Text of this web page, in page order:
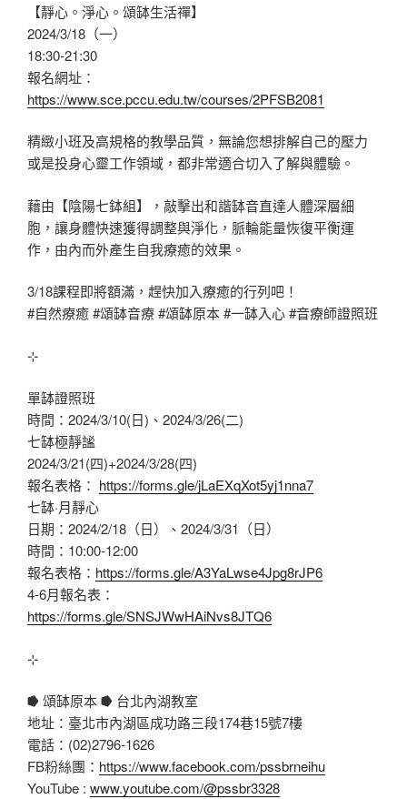
【靜心。淨心。頌缽生活禪】
2024/3/18（一）
18:30-21:30
報名網址：
https://www.sce.pccu.edu.tw/courses/2PFSB2081
精緻小班及高規格的教學品質，無論您想排解自己的壓力
或是投身心靈工作領域，都非常適合切入了解與體驗。
藉由【陰陽七鉢組】，敲擊出和諧缽音直達人體深層細
胞，讓身體快速獲得調整與淨化，脈輪能量恢復平衡運
作，由內而外產生自我療癒的效果。
3/18課程即將額滿，趕快加入療癒的行列吧！
#自然療癒#頌缽音療#頌缽原本#一缽入心#音療師證照班
⊹
單缽證照班
時間：2024/3/10(日)、2024/3/26(二)
七缽極靜謐
2024/3/21(四)+2024/3/28(四)
報名表格： https://forms.gle/jLaEXqXot5yj1nna7
七缽·月靜心
日期：2024/2/18（日）、2024/3/31（日）
時間：10:00-12:00
報名表格： https://forms.gle/A3YaLwse4Jpg8rJP6
4-6月報名表：
https://forms.gle/SNSJWwHAiNvs8JTQ6
⊹
⭓ 頌缽原本 ⭓ 台北內湖教室
地址：臺北市內湖區成功路三段174巷15號7樓
電話：(02)2796-1626
FB粉絲團： https://www.facebook.com/pssbrneihu
YouTube : www.youtube.com/@pssbr3328